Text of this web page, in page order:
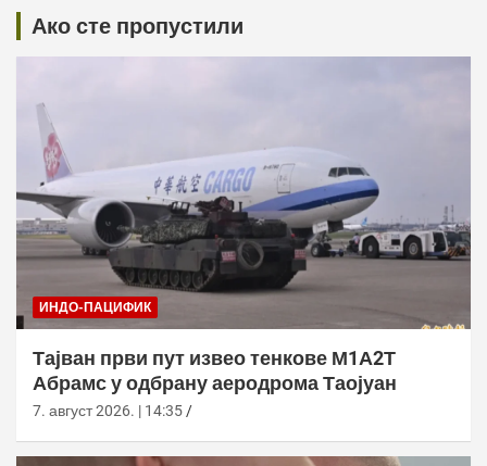
Ако сте пропустили
ИНДО-ПАЦИФИК
Тајван први пут извео тенкове М1А2Т
Абрамс у одбрану аеродрома Таојуан
7. август 2026. | 14:35